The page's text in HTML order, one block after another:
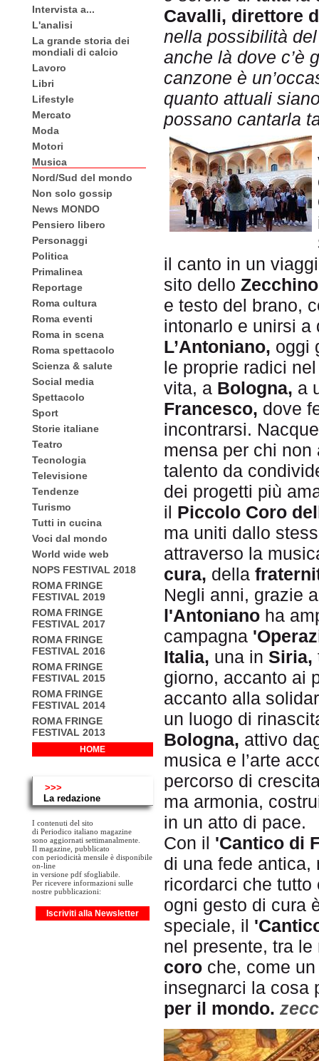
Intervista a...
L'analisi
La grande storia dei
mondiali di calcio
Lavoro
Libri
Lifestyle
Mercato
Moda
Motori
Musica
Nord/Sud del mondo
Non solo gossip
News MONDO
Pensiero libero
Personaggi
Politica
Primalinea
Reportage
Roma cultura
Roma eventi
Roma in scena
Roma spettacolo
Scienza & salute
Social media
Spettacolo
Sport
Storie italiane
Teatro
Tecnologia
Televisione
Tendenze
Turismo
Tutti in cucina
Voci dal mondo
World wide web
NOPS FESTIVAL 2018
ROMA FRINGE
FESTIVAL 2019
ROMA FRINGE
FESTIVAL 2017
ROMA FRINGE
FESTIVAL 2016
ROMA FRINGE
FESTIVAL 2015
ROMA FRINGE
FESTIVAL 2014
ROMA FRINGE
FESTIVAL 2013
HOME
>>>
La redazione
I contenuti del sito
di Periodico italiano magazine
sono aggiornati settimanalmente.
Il magazine, pubblicato
con periodicità mensile è disponibile
on-line
in versione pdf sfogliabile.
Per ricevere informazioni sulle
nostre pubblicazioni:
Iscriviti alla Newsletter
Cavalli, direttore
nella possibilità
anche là dove c’è
canzone è
quanto attuali
possano cantarla
il canto in un
sito dello
e testo del brano,
intonarlo e unirsi a
L’Antoniano, oggi
le proprie radici
vita, a Bologna, a
Francesco, dove
incontrarsi.
mensa per chi
talento da
dei progetti più
il Piccolo Coro
ma uniti dallo
attraverso la
cura, della
Negli anni, grazie
l'Antoniano ha
campagna
Italia, una in Siria,
giorno, accanto ai
accanto alla
un luogo di
Bologna, attivo
musica e l’arte
percorso di
ma armonia,
in un atto di pace.
Con il 'Cantico di
di una fede antica,
ricordarci che
ogni gesto di cura
speciale, il
nel presente, tra
coro che, come
insegnarci la cosa
per il mondo.